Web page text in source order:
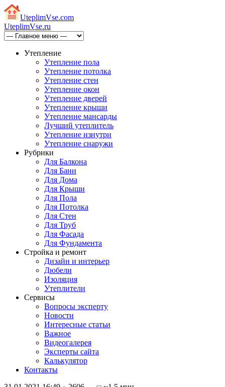
UteplimVse.com
UteplimVse.ru
Утепление
Утепление пола
Утепление потолка
Утепление стен
Утепление окон
Утепление дверей
Утепление крыши
Утепление мансарды
Лучший утеплитель
Утепление изнутри
Утепление снаружи
Рубрики
Для Балкона
Для Бани
Для Дома
Для Крыши
Для Пола
Для Потолка
Для Стен
Для Труб
Для Фасада
Для Фундамента
Стройка и ремонт
Дизайн и интерьер
Дюбели
Изоляция
Утеплители
Сервисы
Вопросы эксперту
Новости
Интересные статьи
Важное
Видеогалерея
Эксперты сайта
Калькулятор
Контакты